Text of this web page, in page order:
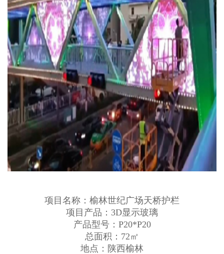
项目名称：榆林世纪广场天桥护栏
项目产品：3D显示玻璃
产品型号：P20*P20
总面积： 72㎡
地点：陕西榆林